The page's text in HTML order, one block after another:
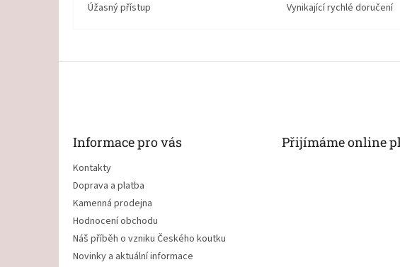
Úžasný přístup Vynikající rychlé doručení
Informace pro vás
Kontakty
Doprava a platba
Kamenná prodejna
Hodnocení obchodu
Náš příběh o vzniku Českého koutku
Novinky a aktuální informace
Přijímáme online